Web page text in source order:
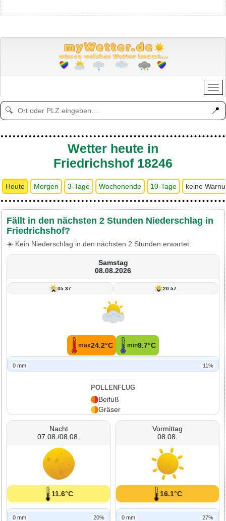
🔍 📍
Wetter heute in
Friedrichshof 18246
Heute Morgen 3-Tage Wochenende 10-Tage keine
Fällt in den nächsten 2 Stunden Niederschlag in
Friedrichshof?
☀️ Kein Niederschlag in den nächsten 2 Stunden erwartet.
Samstag
08.08.2026
05:37 20:57
max24.2°C min9.7°C
0 mm 11%
POLLENFLUG
Beifuß
Gräser
Nacht
07.08./08.08.
11.6°C
0 mm 20%
Vormittag
08.08.
16.1°C
0 mm 27%